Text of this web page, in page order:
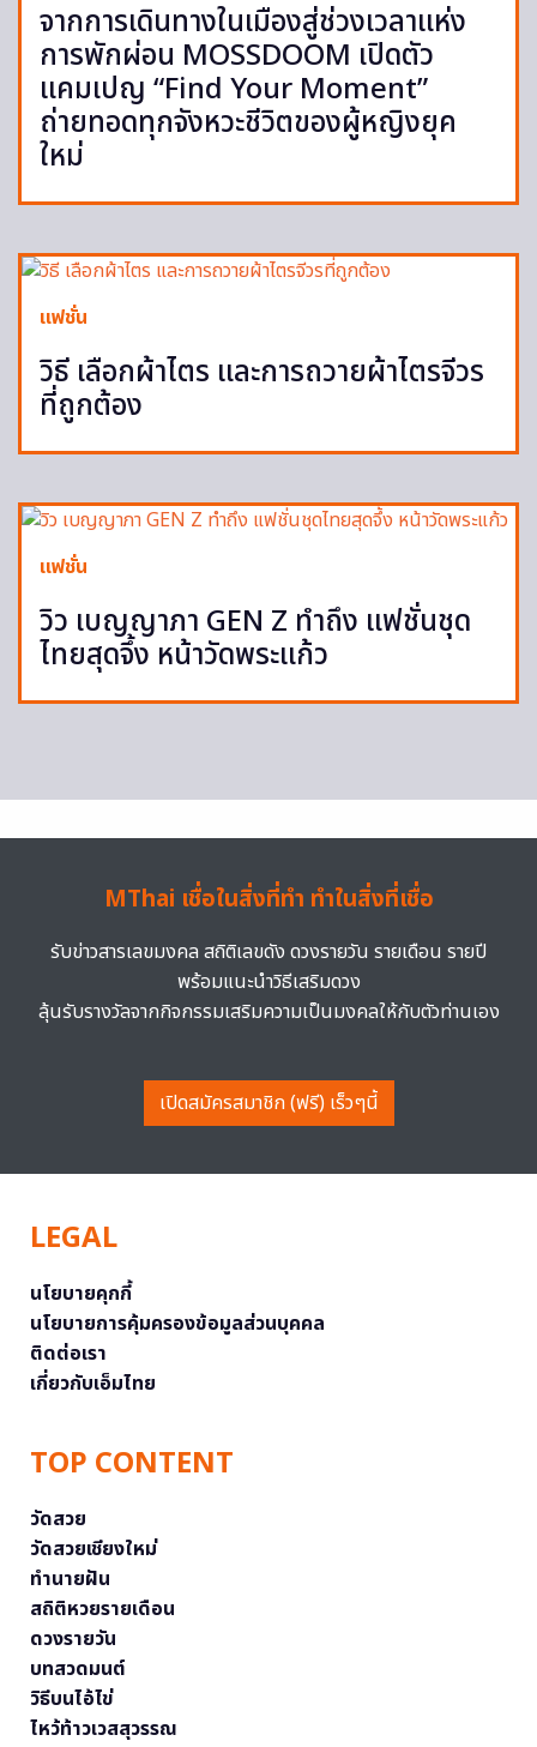
จากการเดินทางในเมืองสู่ช่วงเวลาแห่ง
การพักผ่อน MOSSDOOM เปิดตัว
แคมเปญ “Find Your Moment”
ถ่ายทอดทุกจังหวะชีวิตของผู้หญิงยุค
ใหม่
แฟชั่น
วิธี เลือกผ้าไตร และการถวายผ้าไตรจีวร
ที่ถูกต้อง
แฟชั่น
วิว เบญญาภา GEN Z ทำถึง แฟชั่นชุด
ไทยสุดจึ้ง หน้าวัดพระแก้ว
MThai เชื่อในสิ่งที่ทำ ทำในสิ่งที่เชื่อ
รับข่าวสารเลขมงคล สถิติเลขดัง ดวงรายวัน รายเดือน รายปี
พร้อมแนะนำวิธีเสริมดวง
ลุ้นรับรางวัลจากกิจกรรมเสริมความเป็นมงคลให้กับตัวท่านเอง
เปิดสมัครสมาชิก (ฟรี) เร็วๆนี้
LEGAL
นโยบายคุกกี้
นโยบายการคุ้มครองข้อมูลส่วนบุคคล
ติดต่อเรา
เกี่ยวกับเอ็มไทย
TOP CONTENT
วัดสวย
วัดสวยเชียงใหม่
ทำนายฝัน
สถิติหวยรายเดือน
ดวงรายวัน
บทสวดมนต์
วิธีบนไอ้ไข่
ไหว้ท้าวเวสสุวรรณ